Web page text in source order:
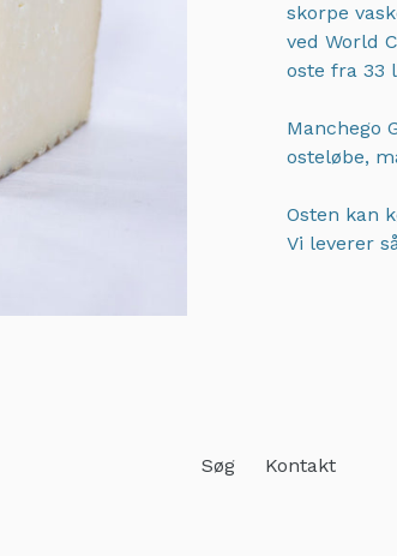
skorpe
ved World
oste fra 33
Manchego
osteløbe,
Osten kan
Vi leverer
Søg
Kontakt